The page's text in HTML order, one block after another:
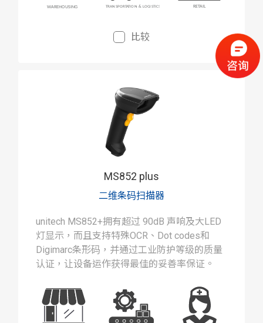
比较
MS852 plus
二维条码扫描器
unitech MS852+拥有超过 90dB 声响及大LED
灯显示，而且支持特殊OCR、Dot codes和
Digimarc条形码，并通过工业防护等级的质量
认证，让设备运作获得最佳的妥善率保证。